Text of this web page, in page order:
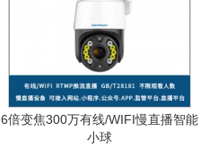
6倍变焦300万有线/WIFI慢直播智能
小球